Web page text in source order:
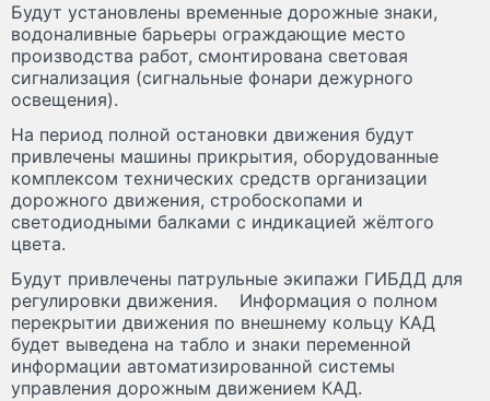
Будут установлены временные дорожные знаки,
водоналивные барьеры ограждающие место
производства работ, смонтирована световая
сигнализация (сигнальные фонари дежурного
освещения).
На период полной остановки движения будут
привлечены машины прикрытия, оборудованные
комплексом технических средств организации
дорожного движения, стробоскопами и
светодиодными балками с индикацией жёлтого
цвета.
Будут привлечены патрульные экипажи ГИБДД для
регулировки движения. Информация о полном
перекрытии движения по внешнему кольцу КАД
будет выведена на табло и знаки переменной
информации автоматизированной системы
управления дорожным движением КАД.